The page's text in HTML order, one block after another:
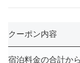
クーポン内容
宿泊料金の合計か